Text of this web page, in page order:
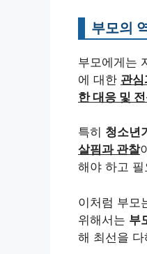
부모의
부모에게는
에 대한 관
한 대응 및
특히 청소년
살핌과 관찰
해야 하고
이처럼 부모
위해서는 부
해 최선을